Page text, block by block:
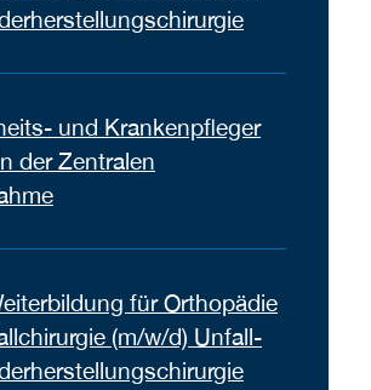
und Krankenpfleger
der Zentralen
für Orthopädie
(m/w/d) Unfall-